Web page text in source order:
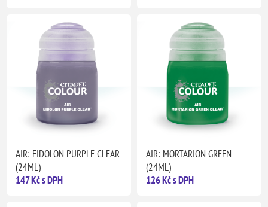
AIR: EIDOLON PURPLE CLEAR
(24ML)
147 Kč s DPH
AIR: MORTARION GREEN
(24ML)
126 Kč s DPH